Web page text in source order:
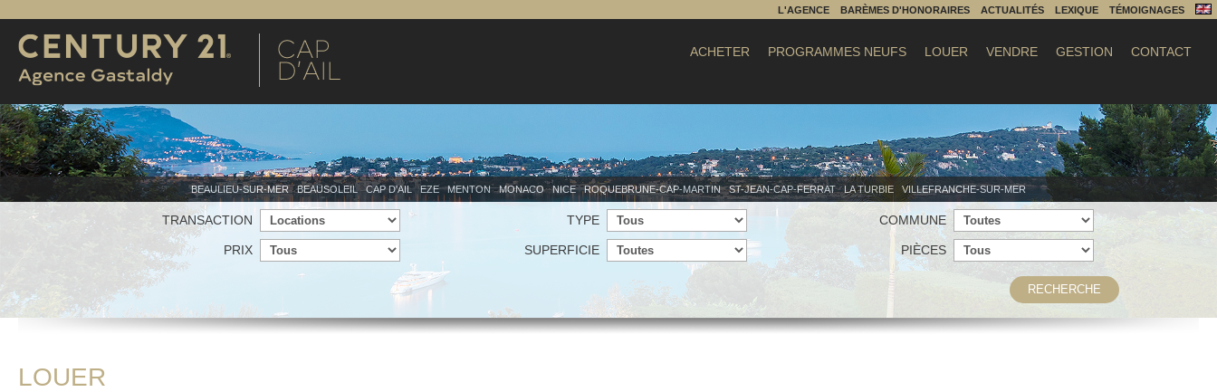
L'AGENCE BARÈMES D'HONORAIRES ACTUALITÉS LEXIQUE TÉMOIGNAGES
ACHETER PROGRAMMES NEUFS LOUER VENDRE GESTION CONTACT
BEAULIEU-SUR-MER BEAUSOLEIL CAP D'AIL EZE MENTON MONACO NICE ROQUEBRUNE-CAP-MARTIN ST-JEAN-CAP-FERRAT LA TURBIE VILLEFRANCHE-SUR-MER
TRANSACTION TYPE COMMUNE
PRIX SUPERFICIE PIÈCES
RECHERCHE
LOUER